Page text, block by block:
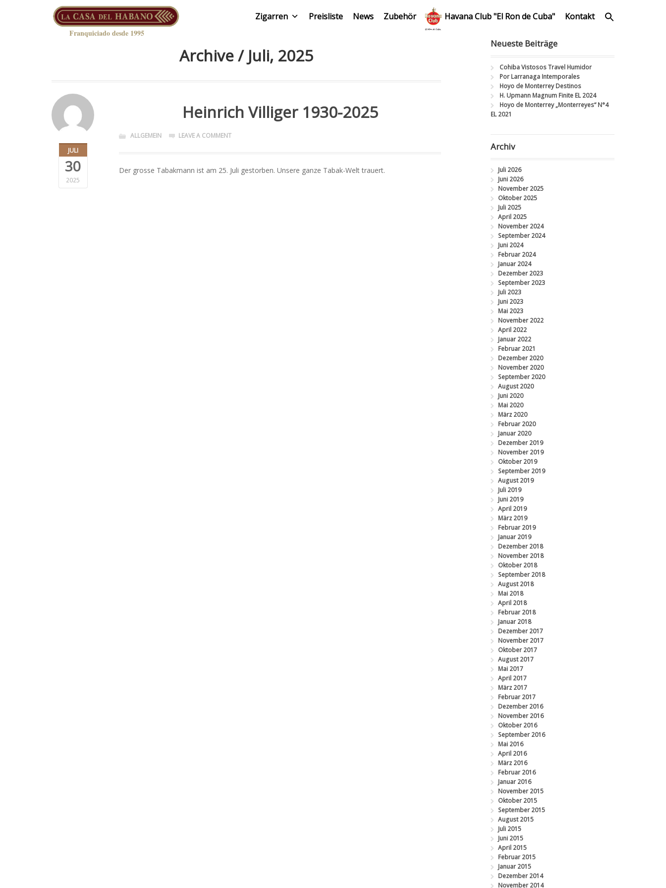
Franquiciado desde 1995
Zigarren Preisliste News Zubehör Havana Club "El Ron de Cuba" Kontakt
Archive / Juli, 2025
JULI
30
2025
Heinrich Villiger 1930-2025
ALLGEMEIN LEAVE A COMMENT
Der grosse Tabakmann ist am 25. Juli gestorben. Unsere ganze Tabak-Welt trauert.
Neueste Beiträge
Cohiba Vistosos Travel Humidor
Por Larranaga Intemporales
Hoyo de Monterrey Destinos
H. Upmann Magnum Finite EL 2024
Hoyo de Monterrey „Monterreyes“ N°4
EL 2021
Archiv
Juli 2026
Juni 2026
November 2025
Oktober 2025
Juli 2025
April 2025
November 2024
September 2024
Juni 2024
Februar 2024
Januar 2024
Dezember 2023
September 2023
Juli 2023
Juni 2023
Mai 2023
November 2022
April 2022
Januar 2022
Februar 2021
Dezember 2020
November 2020
September 2020
August 2020
Juni 2020
Mai 2020
März 2020
Februar 2020
Januar 2020
Dezember 2019
November 2019
Oktober 2019
September 2019
August 2019
Juli 2019
Juni 2019
April 2019
März 2019
Februar 2019
Januar 2019
Dezember 2018
November 2018
Oktober 2018
September 2018
August 2018
Mai 2018
April 2018
Februar 2018
Januar 2018
Dezember 2017
November 2017
Oktober 2017
August 2017
Mai 2017
April 2017
März 2017
Februar 2017
Dezember 2016
November 2016
Oktober 2016
September 2016
Mai 2016
April 2016
März 2016
Februar 2016
Januar 2016
November 2015
Oktober 2015
September 2015
August 2015
Juli 2015
Juni 2015
April 2015
Februar 2015
Januar 2015
Dezember 2014
November 2014